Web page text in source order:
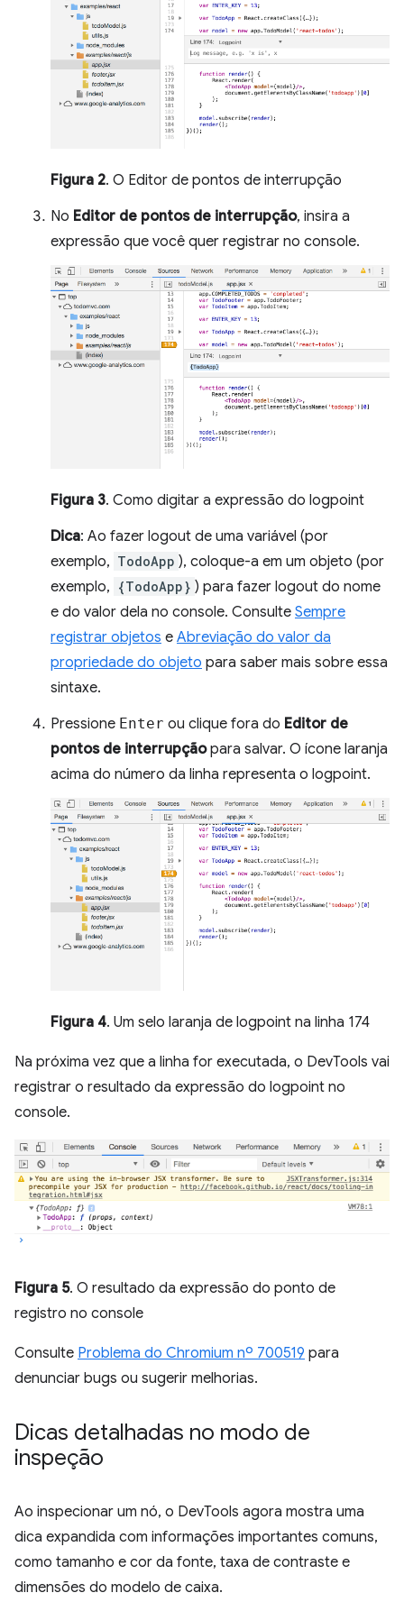
Figura 2. O Editor de pontos de interrupção
No Editor de pontos de interrupção, insira a
expressão que você quer registrar no console.
Figura 3. Como digitar a expressão do logpoint
Dica: Ao fazer logout de uma variável (por
exemplo, TodoApp ), coloque-a em um objeto (por
exemplo, {TodoApp} ) para fazer logout do nome
e do valor dela no console. Consulte Sempre
registrar objetos e Abreviação do valor da
propriedade do objeto para saber mais sobre essa
sintaxe.
Pressione Enter ou clique fora do Editor de
pontos de interrupçãopara salvar. O ícone laranja
acima do número da linha representa o logpoint.
Figura 4. Um selo laranja de logpoint na linha 174
Na próxima vez que a linha for executada, o DevTools vai
registrar o resultado da expressão do logpoint no
console.
Figura 5. O resultado da expressão do ponto de
registro no console
Consulte Problema do Chromium nº 700519 para
denunciar bugs ou sugerir melhorias.
Dicas detalhadas no modo de
inspeção
Ao inspecionar um nó, o DevTools agora mostra uma
dica expandida com informações importantes comuns,
como tamanho e cor da fonte, taxa de contraste e
dimensões do modelo de caixa.